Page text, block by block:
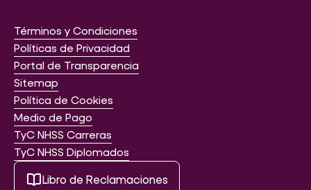
Términos y Condiciones
Políticas de Privacidad
Portal de Transparencia
Sitemap
Política de Cookies
Medio de Pago
TyC NHSS Carreras
TyC NHSS Diplomados
Libro de Reclamaciones